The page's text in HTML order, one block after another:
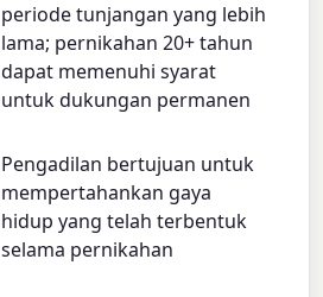
periode tunjangan yang lebih
lama; pernikahan 20+ tahun
dapat memenuhi syarat
untuk dukungan permanen
Pengadilan bertujuan untuk
mempertahankan gaya
hidup yang telah terbentuk
selama pernikahan